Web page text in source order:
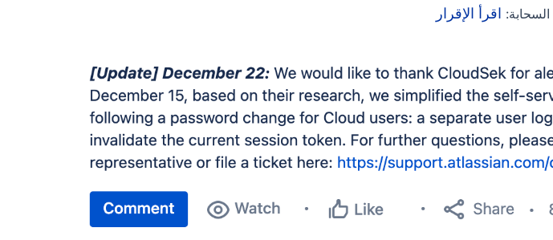
اقرأ الإقرار